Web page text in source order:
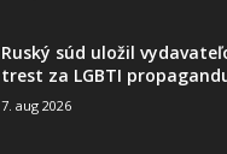
Ruský súd uložil
trest za LGBTI
7. aug 2026